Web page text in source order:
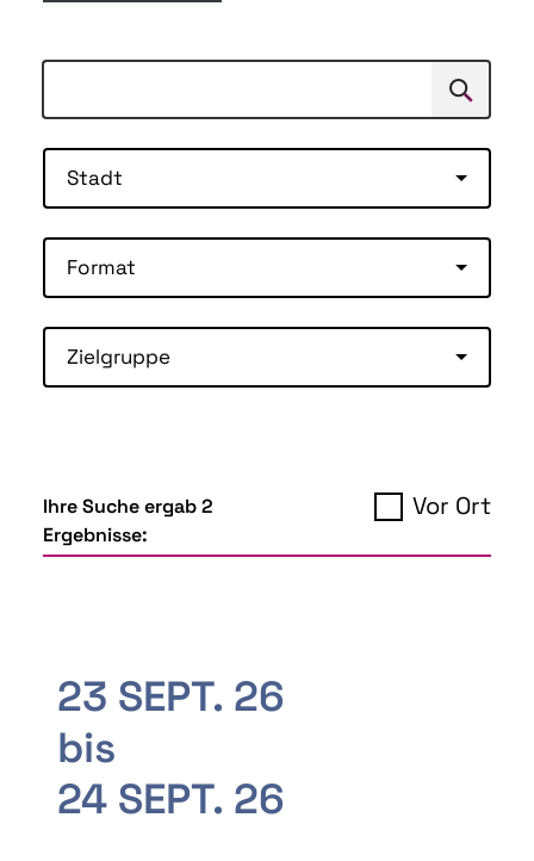
Suchen
Stadt
Format
Zielgruppe
Ihre Suche ergab 2
Ergebnisse:
Vor Ort
23 SEPT. 26
bis
24 SEPT. 26